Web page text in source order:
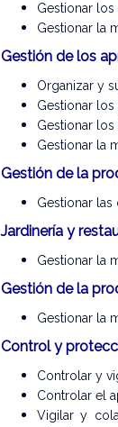
Gestionar
Gestionar la
Gestión de los
Organizar y
Gestionar
Gestionar
Gestionar la
Gestión de la
Gestionar
Jardinería y
Gestionar la
Gestión de la
Gestionar la
Control y
Controlar y
Controlar el
Vigilar y